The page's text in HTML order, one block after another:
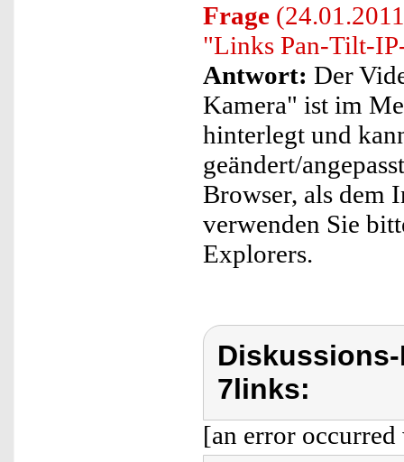
Frage
"Links Pan-Tilt-
Antwort: Der
Kamera" ist im
hinterlegt und
geändert/
Browser, als dem
verwenden Sie
Explorers.
7links:
[an error